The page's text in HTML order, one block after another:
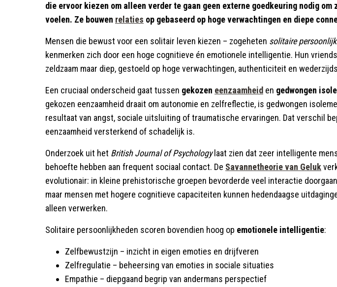
die ervoor kiezen om alleen verder te gaan geen externe goedkeuring nodig om
voelen. Ze bouwen relaties op gebaseerd op hoge verwachtingen en diepe
Mensen die bewust voor een solitair leven kiezen – zogeheten solitaire
kenmerken zich door een hoge cognitieve én emotionele intelligentie. Hun
zeldzaam maar diep, gestoeld op hoge verwachtingen, authenticiteit en
Een cruciaal onderscheid gaat tussen gekozen eenzaamheid en gedwongen
gekozen eenzaamheid draait om autonomie en zelfreflectie, is gedwongen
resultaat van angst, sociale uitsluiting of traumatische ervaringen. Dat verschil
eenzaamheid versterkend of schadelijk is.
Onderzoek uit het British Journal of Psychologylaat zien dat zeer intelligente
behoefte hebben aan frequent sociaal contact. De Savannetheorie van Geluk
evolutionair: in kleine prehistorische groepen bevorderde veel interactie
maar mensen met hogere cognitieve capaciteiten kunnen hedendaagse
alleen verwerken.
Solitaire persoonlijkheden scoren bovendien hoog op emotionele intelligentie:
Zelfbewustzijn – inzicht in eigen emoties en drijfveren
Zelfregulatie – beheersing van emoties in sociale situaties
Empathie – diepgaand begrip van andermans perspectief